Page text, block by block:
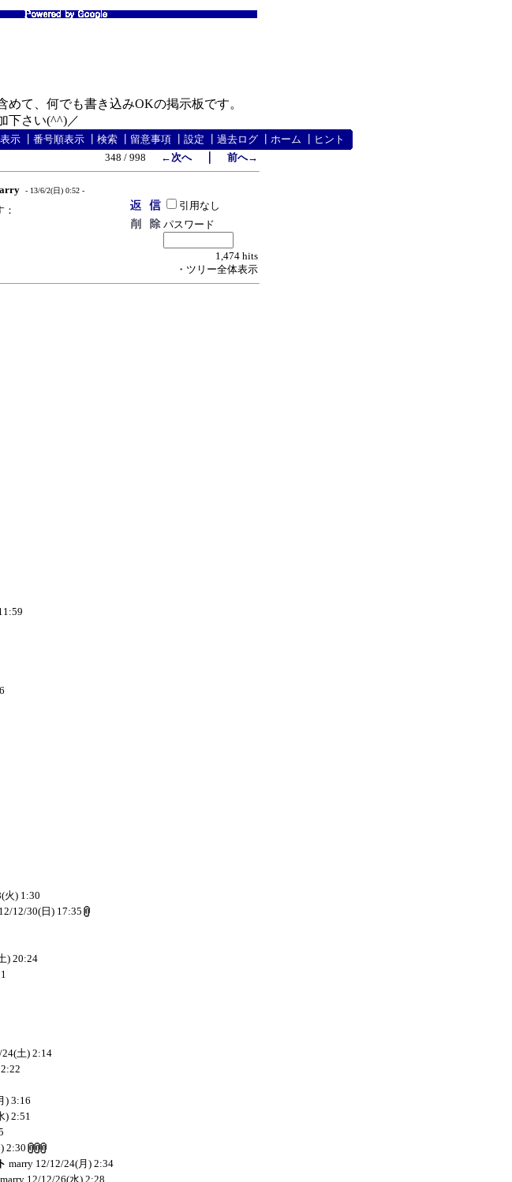
て、何でも書き込みOKの掲示板です。
下さい(^^)／
示 番号順表示 検索 留意事項 設定 過去ログ ホーム
ヒント
348 / 998
←次へ｜ 前へ→
- 13/6/2(日) 0:52 -
引用なし
パスワード
1,474 hits
・ツリー全体表示
火) 1:30
12/12/30(日) 17:35
) 20:24
24(土) 2:14
) 3:16
) 2:51
2:30
marry 12/12/24(月) 2:34
marry 12/12/26(水) 2:28